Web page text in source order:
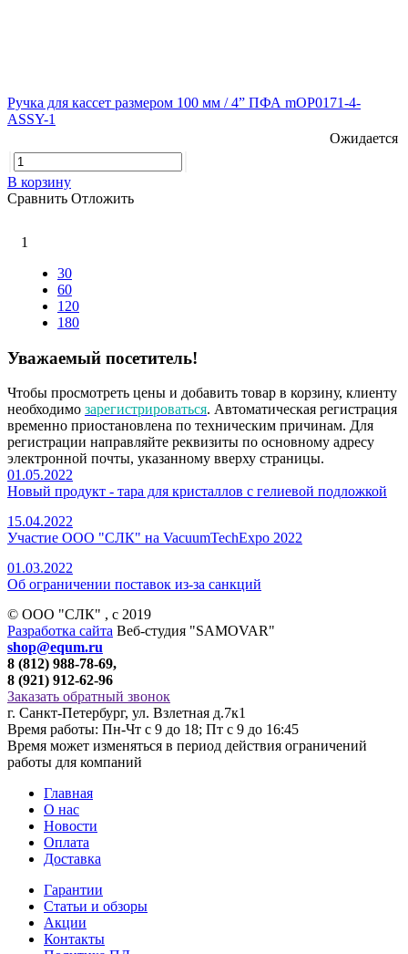
Ручка для кассет размером 100 мм / 4” ПФА mOP0171-4-
ASSY-1
Ожидается
В корзину
Сравнить Отложить
1
30
60
120
180
Уважаемый посетитель!
Чтобы просмотреть цены и добавить товар в корзину, клиенту
необходимо зарегистрироваться. Автоматическая регистрация
временно приостановлена по техническим причинам. Для
регистрации направляйте реквизиты по основному адресу
электронной почты, указанному вверху страницы.
01.05.2022
Новый продукт - тара для кристаллов с гелиевой подложкой
15.04.2022
Участие ООО "СЛК" на VacuumTechExpo 2022
01.03.2022
Об ограничении поставок из-за санкций
© ООО "СЛК" , c 2019
Разработка сайта Веб-студия "SAMOVAR"
shop@equm.ru
8 (812) 988-78-69,
8 (921) 912-62-96
Заказать обратный звонок
г. Санкт-Петербург, ул. Взлетная д.7к1
Время работы: Пн-Чт с 9 до 18; Пт с 9 до 16:45
Время может изменяться в период действия ограничений
работы для компаний
Главная
О нас
Новости
Оплата
Доставка
Гарантии
Статьи и обзоры
Акции
Контакты